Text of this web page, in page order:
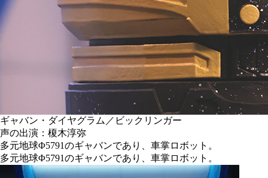
ギャバン・ダイヤグラム／ビックリンガー
声の出演：榎木淳弥
多元地球Φ5791のギャバンであり、車掌ロボット。
多元地球Φ5791のギャバンであり、車掌ロボット。